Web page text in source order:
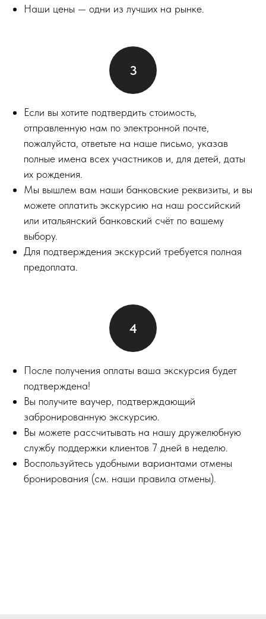
Наши цены — одни из лучших на рынке.
Если вы хотите подтвердить стоимость,
отправленную нам по электронной почте,
пожалуйста, ответьте на наше письмо, указав
полные имена всех участников и, для детей, даты
их рождения.
Мы вышлем вам наши банковские реквизиты, и вы
можете оплатить экскурсию на наш российский
или итальянский банковский счёт по вашему
выбору.
Для подтверждения экскурсий требуется полная
предоплата.
После получения оплаты ваша экскурсия будет
подтверждена!
Вы получите ваучер, подтверждающий
забронированную экскурсию.
Вы можете рассчитывать на нашу дружелюбную
службу поддержки клиентов 7 дней в неделю.
Воспользуйтесь удобными вариантами отмены
бронирования (см. наши правила отмены).